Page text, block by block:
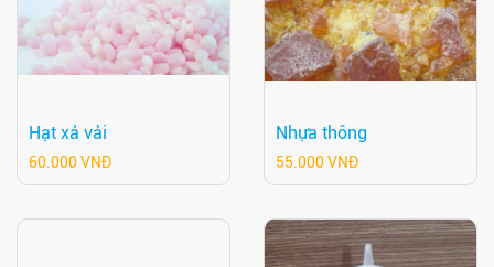
Hạt xả vải
60.000 VNĐ
Nhựa thông
55.000 VNĐ